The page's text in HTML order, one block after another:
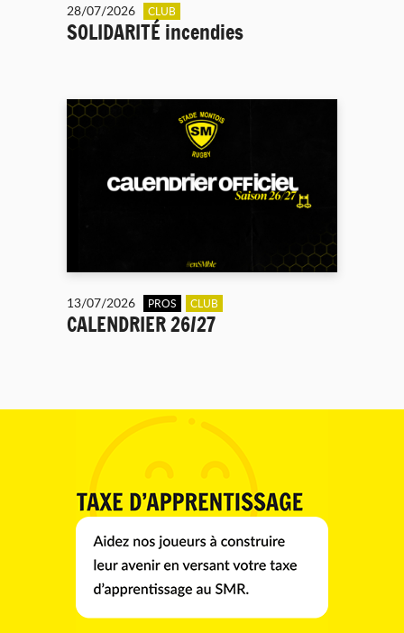
28/07/2026 CLUB
SOLIDARITÉ incendies
13/07/2026 PROS CLUB
CALENDRIER 26/27